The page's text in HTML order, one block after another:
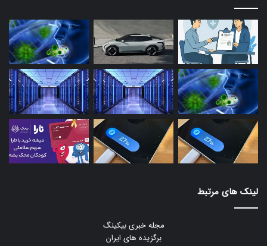
لینک های مرتبط
مجله خبری بیکینگ
برگزیده های ایران